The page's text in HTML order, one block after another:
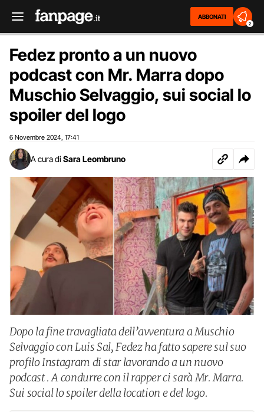
ABBONATI
2
Fedez pronto a un nuovo
podcast con Mr. Marra dopo
Muschio Selvaggio, sui social lo
spoiler del logo
6 Novembre 2024 17:41
A cura di Sara Leombruno
Dopo la fine travagliata dell’avventura a Muschio
Selvaggio con Luis Sal, Fedez ha fatto sapere sul suo
profilo Instagram di star lavorando a un nuovo
podcast . A condurre con il rapper ci sarà Mr. Marra.
Sui social lo spoiler della location e del logo.